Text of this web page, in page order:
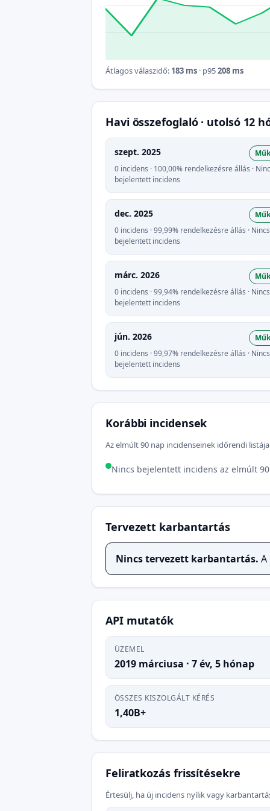
Átlagos válaszidő: 183 ms · p95208 ms
Havi összefoglaló · utolsó 12
szept. 2025
0 incidens · 100,00% rendelkezésre állás ·
bejelentett incidens
dec. 2025
0 incidens · 99,99% rendelkezésre állás · Nincs
bejelentett incidens
márc. 2026
0 incidens · 99,94% rendelkezésre állás · Nincs
bejelentett incidens
jún. 2026
0 incidens · 99,97% rendelkezésre állás · Nincs
bejelentett incidens
Korábbi incidensek
Az elmúlt 90 nap incidenseinek időrendi
Nincs bejelentett incidens az elmúlt
Tervezett karbantartás
Nincs tervezett karbantartás.
API mutatók
ÜZEMEL
2019 márciusa · 7 év, 5 hónap
ÖSSZES KISZOLGÁLT KÉRÉS
1,40B+
Feliratkozás frissítésekre
Értesülj, ha új incidens nyílik vagy